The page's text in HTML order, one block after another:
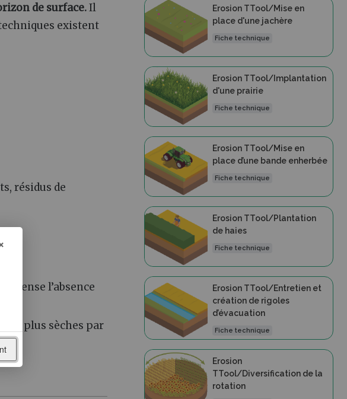
de surface.Il
existent
résidus de
l’absence
plus sèches par
Erosion TTool/Mise en
place d'une jachère
Fiche technique
Erosion TTool/Implantation
d'une prairie
Fiche technique
Erosion TTool/Mise en
place d’une bande enherbée
Fiche technique
Erosion TTool/Plantation
de haies
Fiche technique
Erosion TTool/Entretien et
création de rigoles
d’évacuation
Fiche technique
Erosion
TTool/Diversification de la
rotation